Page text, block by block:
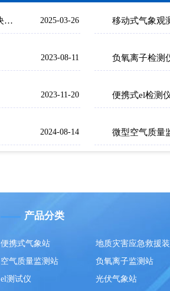
隧道施工扬尘检测仪五大常见问题及解决方案 2025-03-26 移动式气象观
2023-08-11
2023-11-20 便携式el检测
2024-08-14 微型空气质量
产品分类
便携式气象站
地质灾害应急救援
空气质量监测站
负氧离子监测站
el测试仪
光伏气象站